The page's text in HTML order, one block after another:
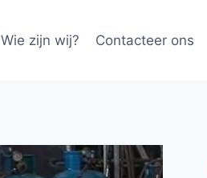
Wie zijn wij? Contacteer ons